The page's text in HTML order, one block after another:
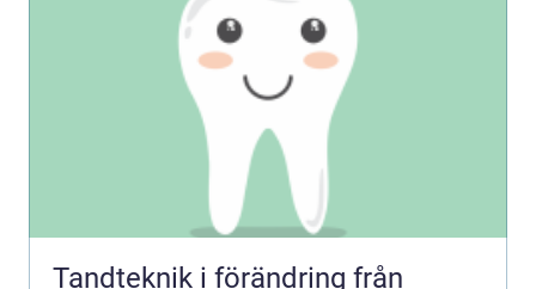
Tandteknik i förändring från